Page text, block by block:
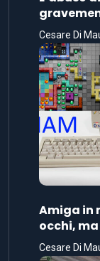
Cesare Di
Amiga in
occhi,
Cesare Di